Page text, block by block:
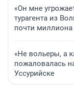
«Он мне
турагента из
почти миллиона
«Не вольеры, а
пожаловалась
Уссурийске